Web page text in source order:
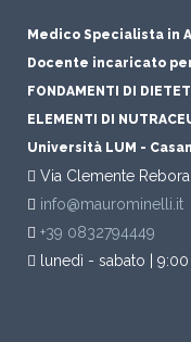
Medico Specialista in
Docente incaricato
FONDAMENTI DI
ELEMENTI DI
Università LUM -
Via Clemente
info@maurominelli.it
+39 0832794449
lunedì - sabato |